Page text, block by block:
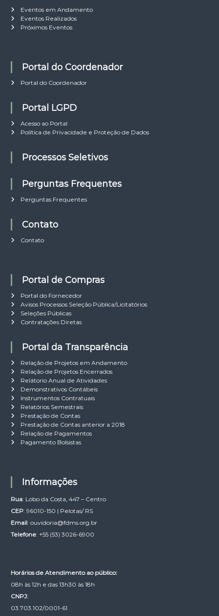
Eventos em Andamento
Eventos Realizados
Próximos Eventos
Portal do Coordenador
Portal do Coordenador
Portal LGPD
Acesso ao Portal
Política de Privacidade e Proteção de Dados
Processos Seletivos
Perguntas Frequentes
Perguntas Frequentes
Contato
Contato
Portal de Compras
Portal do Fornecedor
Avisos Processos Seleção Pública/Licitatórios
Seleções Públicas
Contratações Diretas
Portal da Transparência
Relação de Projetos em Andamento
Relação de Projetos Encerrados
Relátorio Anual de Atividades
Demonstrativos Contábeis
Instrumentos Contratuais
Relatórios Semestrais
Prestação de Contas
Prestação de Contas anterior a 2018
Relação de Pagamentos
Pagamento Bolsistas
Informações
Rua: Lobo da Costa, 447 – Centro
CEP: 96010-150 | Pelotas/ RS
Email: ouvidoria@fdms.org.br
Telefone: +55 (53) 3026-6900
Horários de Atendimento ao público:
08h às 12h e das 13h30 às 18h
CNPJ:
03.703.102/0001-61